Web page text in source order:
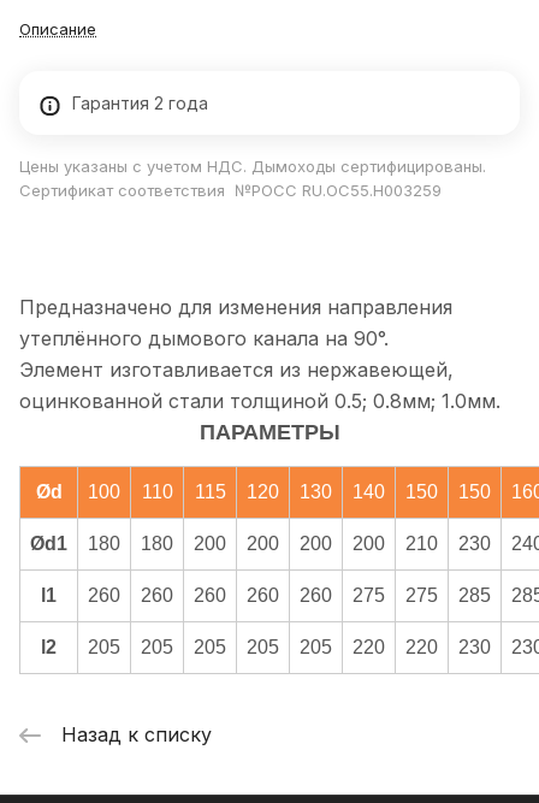
Описание
Гарантия 2 года
Цены указаны с учетом НДС. Дымоходы сертифицированы.
Сертификат соответствия №РОСС RU.ОС55.Н003259
Предназначено для изменения направления
утеплённого дымового канала на 90°.
Элемент изготавливается из нержавеющей,
оцинкованной стали толщиной 0.5; 0.8мм; 1.0мм.
ПАРАМЕТРЫ
Ød 100 110 115 120 130 140 150 150
Ød1 180 180 200 200 200 200 210 230
l1 260 260 260 260 260 275 275 285
l2 205 205 205 205 205 220 220 230
Назад к списку